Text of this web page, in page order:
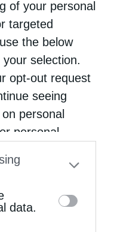
of your personal
targeted
the below
selection.
opt-out request
seeing
personal
personal
opt-out
on the IAB’s list
This
data.
στο...
του